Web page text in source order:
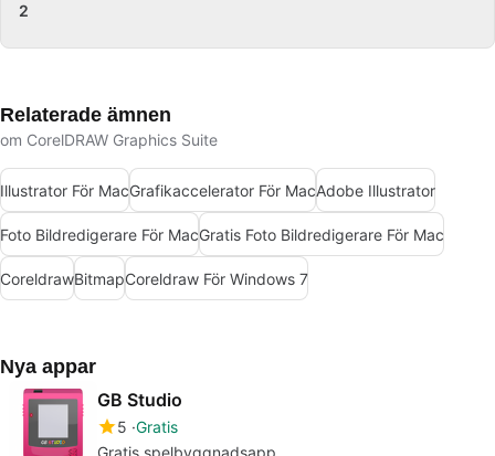
2
Relaterade ämnen
om CorelDRAW Graphics Suite
Illustrator För MacGrafikaccelerator För MacAdobe Illustrator
Foto Bildredigerare För MacGratis Foto Bildredigerare För Mac
CoreldrawBitmapCoreldraw För Windows 7
Nya appar
GB Studio
5 Gratis
Gratis spelbyggnadsapp